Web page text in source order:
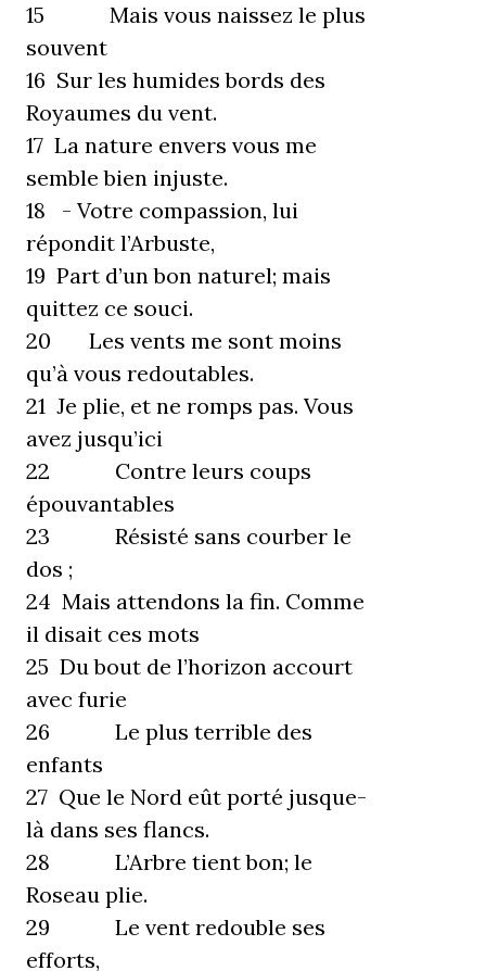
15 Mais vous naissez le plus
souvent
16 Sur les humides bords des
Royaumes du vent.
17 La nature envers vous me
semble bien injuste.
18 - Votre compassion, lui
répondit l’Arbuste,
19 Part d’un bon naturel; mais
quittez ce souci.
20 Les vents me sont moins
qu’à vous redoutables.
21 Je plie, et ne romps pas. Vous
avez jusqu’ici
22 Contre leurs coups
épouvantables
23 Résisté sans courber le
dos ;
24 Mais attendons la fin. Comme
il disait ces mots
25 Du bout de l’horizon accourt
avec furie
26 Le plus terrible des
enfants
27 Que le Nord eût porté jusque-
là dans ses flancs.
28 L’Arbre tient bon; le
Roseau plie.
29 Le vent redouble ses
efforts,